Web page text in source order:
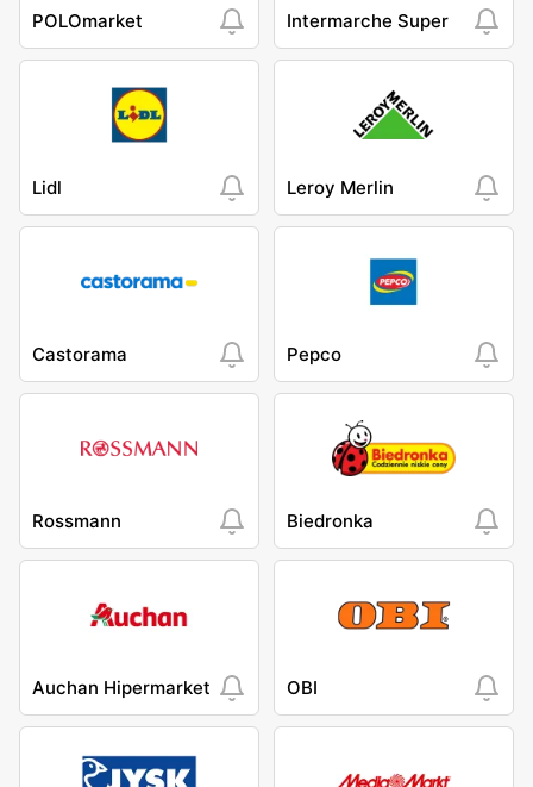
POLOmarket Intermarche Super
Lidl Leroy Merlin
Castorama Pepco
Rossmann Biedronka
Auchan Hipermarket OBI